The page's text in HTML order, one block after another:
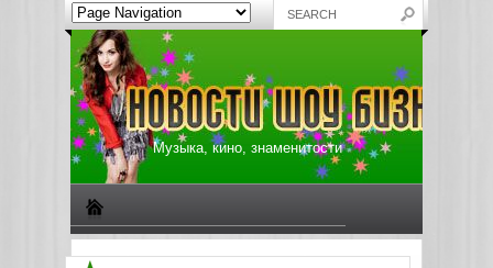
Музыка, кино, знаменитости